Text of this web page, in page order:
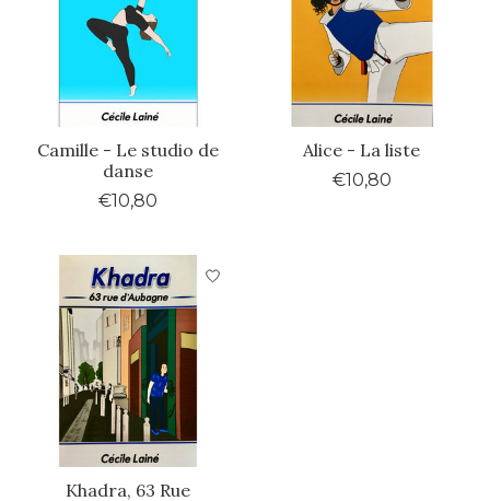
Camille - Le studio de
danse
€10,80
Alice - La liste
€10,80
Khadra, 63 Rue